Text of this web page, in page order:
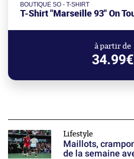
BOUTIQUE SO - T-SHIRT
T-Shirt "Marseille 93" On
à partir de
34.99€
Lifestyle
Maillots,
de la semaine